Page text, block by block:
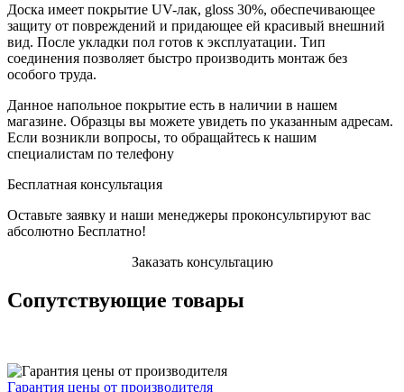
Доска имеет покрытие UV-лак, gloss 30%, обеспечивающее
защиту от повреждений и придающее ей красивый внешний
вид. После укладки пол готов к эксплуатации. Тип
соединения позволяет быстро производить монтаж без
особого труда.
Данное напольное покрытие есть в наличии в нашем
магазине. Образцы вы можете увидеть по указанным адресам.
Если возникли вопросы, то обращайтесь к нашим
специалистам по телефону
Бесплатная консультация
Оставьте заявку и наши менеджеры проконсультируют вас
абсолютно Бесплатно!
Заказать консультацию
Сопутствующие товары
Гарантия цены от производителя